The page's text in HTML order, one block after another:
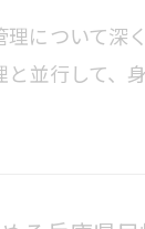
について深
並行して、